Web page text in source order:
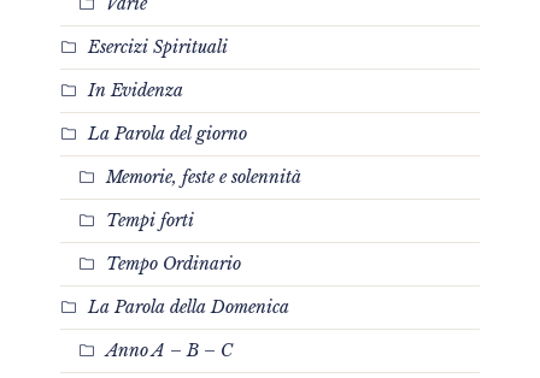
Esercizi Spirituali
In Evidenza
La Parola del giorno
Memorie, feste e solennità
Tempi forti
Tempo Ordinario
La Parola della Domenica
Anno A – B – C